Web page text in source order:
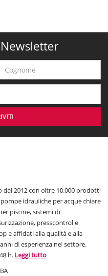
2012 con oltre 10.000 prodotti
idrauliche per acque chiare
piscine, sistemi di
presscontrol e
e affidati alla qualità e alla
di esperienza nel settore.
h. Leggi tutto